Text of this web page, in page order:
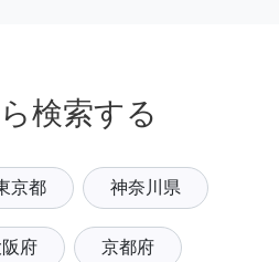
検索する
京都 神奈川県
府 京都府